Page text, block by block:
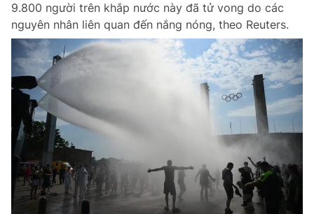
9.800 người trên khắp nước này đã tử vong do các
nguyên nhân liên quan đến nắng nóng, theo Reuters.